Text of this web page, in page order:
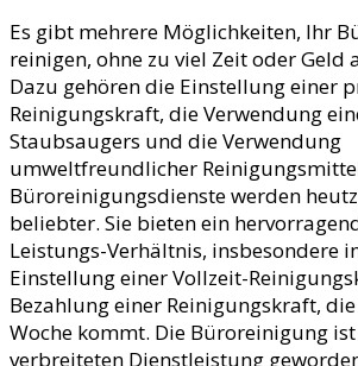
Es gibt mehrere Möglichkeiten, Ihr
reinigen, ohne zu viel Zeit oder Geld
Dazu gehören die Einstellung einer
Reinigungskraft, die Verwendung
Staubsaugers und die Verwendung
umweltfreundlicher
Büroreinigungsdienste werden
beliebter. Sie bieten ein
Leistungs-Verhältnis, insbesondere
Einstellung einer Vollzeit-
Bezahlung einer Reinigungskraft,
Woche kommt. Die Büroreinigung
verbreiteten Dienstleistung